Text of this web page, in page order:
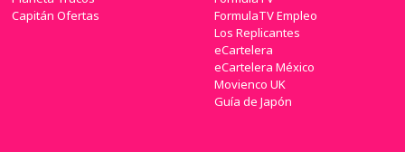
Capitán Ofertas
FormulaTV Empleo
Los Replicantes
eCartelera
eCartelera México
Movienco UK
Guía de Japón